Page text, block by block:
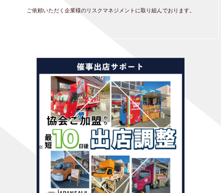
ご依頼いただく企業様のリスクマネジメントに取り組んでおります。